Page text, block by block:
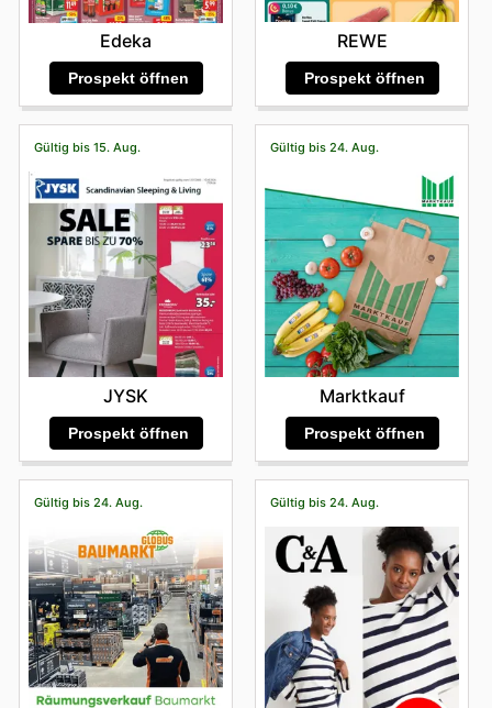
Edeka
Prospekt öffnen
REWE
Prospekt öffnen
Gültig bis 15. Aug.
JYSK
Prospekt öffnen
Gültig bis 24. Aug.
Marktkauf
Prospekt öffnen
Gültig bis 24. Aug. Gültig bis 24. Aug.